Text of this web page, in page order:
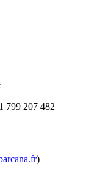
799 207 482
)